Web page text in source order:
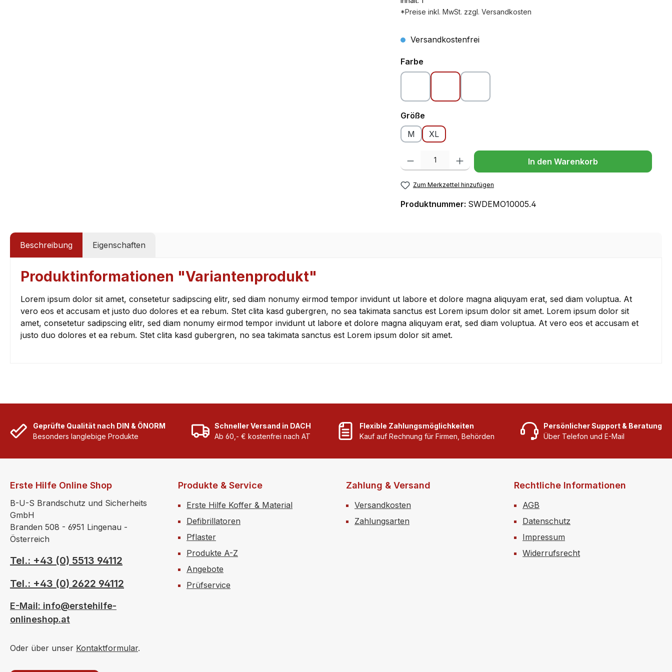
*Preise inkl. MwSt. zzgl. Versandkosten
Versandkostenfrei
Farbeauswählen
Größeauswählen
M
XL
Produkt Anzahl: Gib den gewünschten Wert ein oder benutze die Schaltflächen
In den Warenkorb
Zum Merkzettel hinzufügen
Produktnummer: SWDEMO10005.4
Beschreibung Eigenschaften
Produktinformationen "Variantenprodukt"
Lorem ipsum dolor sit amet, consetetur sadipscing elitr, sed diam nonumy eirmod tempor invidunt ut labore et dolore magna aliquyam erat, sed diam voluptua. At
vero eos et accusam et justo duo dolores et ea rebum. Stet clita kasd gubergren, no sea takimata sanctus est Lorem ipsum dolor sit amet. Lorem ipsum dolor sit
amet, consetetur sadipscing elitr, sed diam nonumy eirmod tempor invidunt ut labore et dolore magna aliquyam erat, sed diam voluptua. At vero eos et accusam et
justo duo dolores et ea rebum. Stet clita kasd gubergren, no sea takimata sanctus est Lorem ipsum dolor sit amet.
Geprüfte Qualität nach DIN & ÖNORM
Besonders langlebige Produkte
Schneller Versand in DACH
Ab 60,- € kostenfrei nach AT
Flexible Zahlungsmöglichkeiten
Kauf auf Rechnung für Firmen, Behörden
Persönlicher Support & Beratung
Über Telefon und E-Mail
Erste Hilfe Online Shop
B-U-S Brandschutz und Sicherheits
GmbH
Branden 508 - 6951 Lingenau -
Österreich
Tel.: +43 (0) 5513 94112
Tel.: +43 (0) 2622 94112
E-Mail: info@erstehilfe-
onlineshop.at
Oder über unser Kontaktformular.
Produkte & Service
Erste Hilfe Koffer & Material
Defibrillatoren
Pflaster
Produkte A-Z
Angebote
Prüfservice
Zahlung & Versand
Versandkosten
Zahlungsarten
Rechtliche Informationen
AGB
Datenschutz
Impressum
Widerrufsrecht